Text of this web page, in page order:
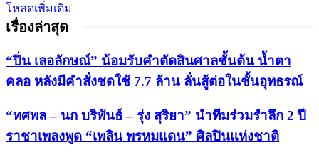
โหลดเพิ่มเติม
เรื่องล่าสุด
“ปิ่น เลอลักษณ์” น้อมรับคำตัดสินศาลชั้นต้น น้ำตา
คลอ หลังมีคำสั่งชดใช้ 7.7 ล้าน ลั่นสู้ต่อในชั้นอุทธรณ์
“ทศพล – นก บริพันธ์ – รุ่ง สุริยา” นำทีมร่วมรำลึก 2 ปี
ราชาเพลงพูด “เพลิน พรหมแดน” ศิลปินแห่งชาติ